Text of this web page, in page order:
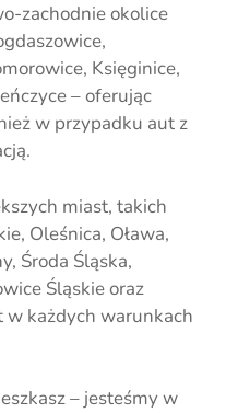
zachodnie okolice
Księginice,
– oferując
w przypadku aut z
miast, takich
Oleśnica, Oława,
Środa Śląska,
Śląskie oraz
w każdych warunkach
– jesteśmy w